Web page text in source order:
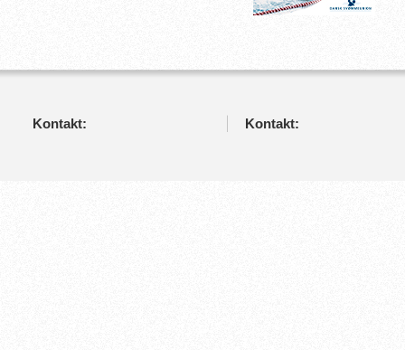
Kontakt: Kontakt: